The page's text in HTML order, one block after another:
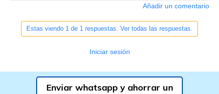
Añadir un comentario
Estas viendo 1 de 1 respuestas. Ver todas las respuestas.
Iniciar sesión
Enviar whatsapp y ahorrar un